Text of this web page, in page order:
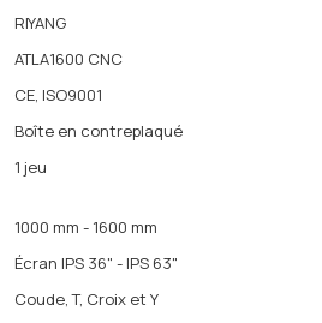
RIYANG
ATLA1600 CNC
CE, ISO9001
Boîte en contreplaqué
1 jeu
1000 mm - 1600 mm
Écran IPS 36" - IPS 63"
Coude, T, Croix et Y